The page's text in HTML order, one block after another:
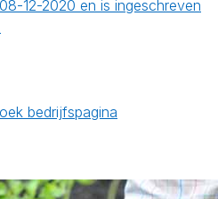
12-2020 en is ingeschreven
bedrijfspagina